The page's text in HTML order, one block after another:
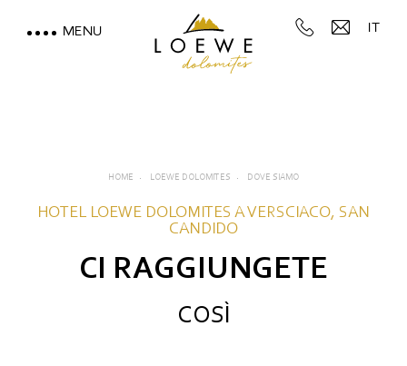
LOEWE DOLOMITES
Recensioni
Galleria fotografica
VACANZA VISTA MONTAGNE
MENU IT
HOME LOEWE DOLOMITES DOVE SIAMO
HOTEL LOEWE DOLOMITES A VERSCIACO, SAN
CANDIDO
CI RAGGIUNGETE
COSÌ